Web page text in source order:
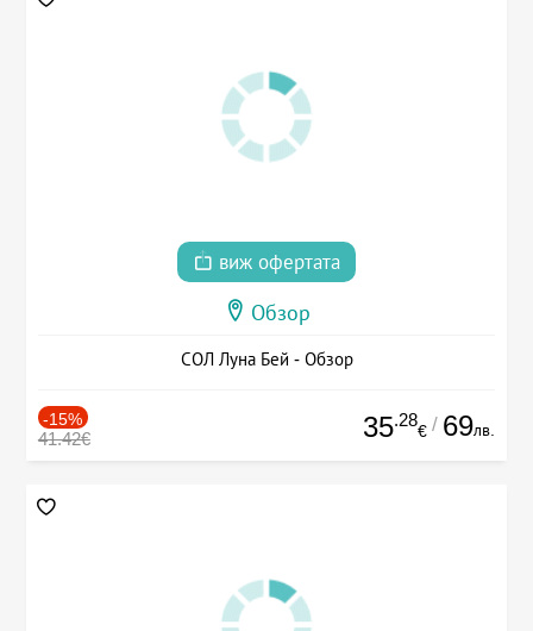
виж офертата
Обзор
СОЛ Луна Бей - Обзор
-15%
41.42€ 35.28
€ / 69лв.